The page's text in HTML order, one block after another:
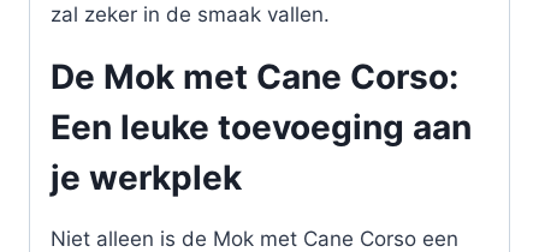
zal zeker in de smaak vallen.
De Mok met Cane Corso:
Een leuke toevoeging aan
je werkplek
Niet alleen is de Mok met Cane Corso een